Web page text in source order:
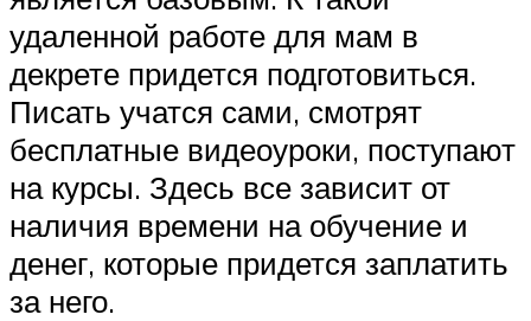
удаленной работе для мам в
декрете придется подготовиться.
Писать учатся сами, смотрят
бесплатные видеоуроки, поступают
на курсы. Здесь все зависит от
наличия времени на обучение и
денег, которые придется заплатить
за него.